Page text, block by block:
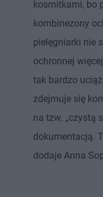
kosmitkami, bo
kombinezony
pielęgniarki nie
ochronnej
tak bardzo
zdejmuje się
na tzw. „czystą
dokumentacją.
dodaje Anna